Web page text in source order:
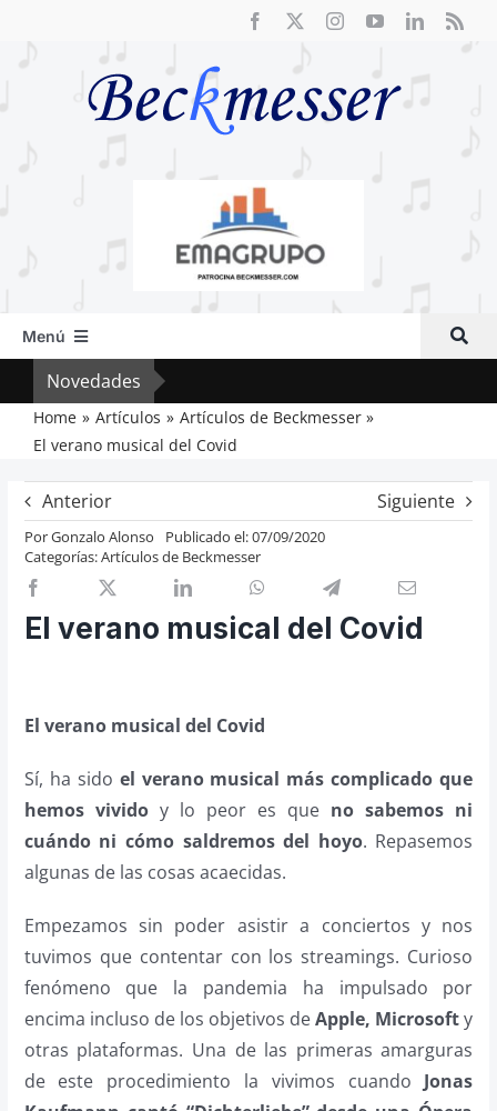
Menú
Inicio
Actual
Artículos
Crítica
Previos de ópera
Entrevistas
Recomendación
Cosas de Beckmesser
Novedades
Home Artículos
Artículos de Beckmesser
El verano musical del Covid
Anterior Siguiente
PorGonzalo Alonso
Publicado el: 07/09/2020
Categorías:Artículos de Beckmesser
El verano musical del Covid
El verano musical del Covid
Sí, ha sido el verano musical más complicado que
hemos vividoy lo peor es que no sabemos ni
cuándo ni cómo saldremos del hoyo. Repasemos
algunas de las cosas acaecidas.
Empezamos sin poder asistir a conciertos y nos
tuvimos que contentar con los streamings. Curioso
fenómeno que la pandemia ha impulsado por
encima incluso de los objetivos deApple, Microsofty
otras plataformas. Una de las primeras amarguras
de este procedimiento la vivimos cuando Jonas